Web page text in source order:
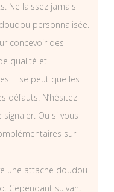
Ne laissez jamais
personnalisée.
concevoir des
qualité et
Il se peut que les
défauts. N’hésitez
Ou si vous
sur
une attache doudou
Cependant suivant